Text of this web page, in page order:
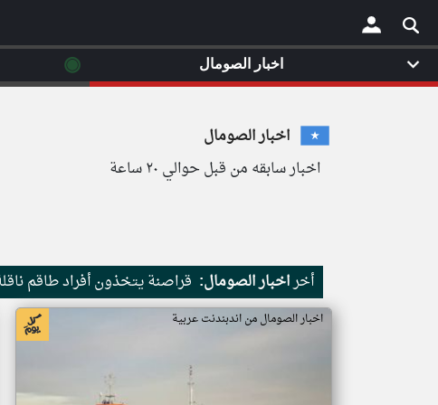
×
اخبار الصومال
اخبار سابقه من قبل حوالي ٢٠ ساعة
أخراخبار الصومال: قراصنة يتخذون أفراد طاقم
اخبار الصومال من اندبندنت عربية
اخبار الصومال ◉